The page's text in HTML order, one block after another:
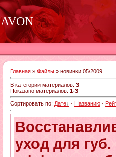
AVON
Главная » Файлы » новинки 05/2009
В категории материалов: 3
Показано материалов: 1-3
Сортировать по: Дате · Названию ·
уход для